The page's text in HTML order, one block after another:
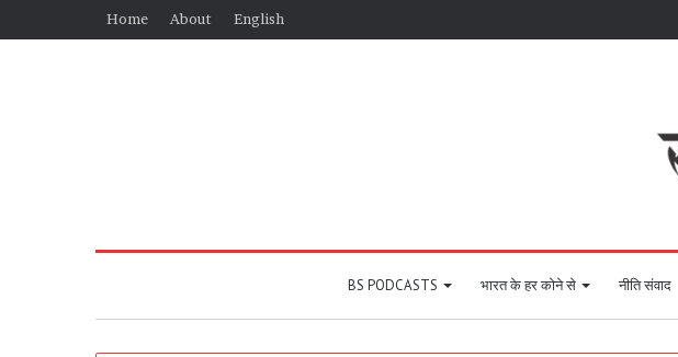
Home About English
BS PODCASTS भारत के हर कोने से नीति संवाद